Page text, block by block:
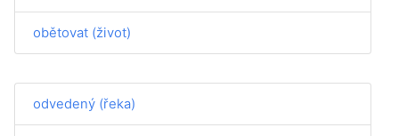
obětovat (život)
odvedený (řeka)